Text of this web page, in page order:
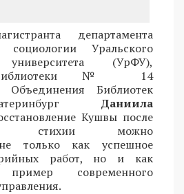
департамента
Уральского
университета (УрФУ),
Библиотеки № 14
Объединения Библиотек
Даниила
Кушвы после
стихии можно
только как успешное
работ, но и как
пример современного